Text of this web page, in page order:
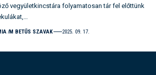
vegyületkincstára folyamatosan tár fel előttünk
M BETŰS SZAVAK 2025. 09. 17.